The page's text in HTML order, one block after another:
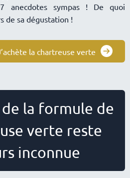
anecdotes sympas ! De quoi
de sa dégustation !
la chartreuse verte
de la formule de
verte reste
inconnue